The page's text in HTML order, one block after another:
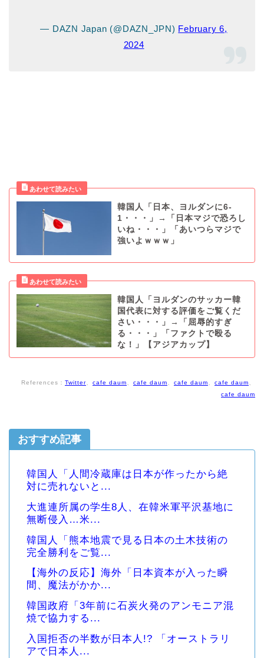
— DAZN Japan (@DAZN_JPN) February 6,
2024
韓国人「日本、ヨルダンに6-
1・・・」→「日本マジで恐ろし
いね・・・」「あいつらマジで
強いよｗｗｗ」
韓国人「ヨルダンのサッカー韓
国代表に対する評価をご覧くだ
さい・・・」→「屈辱的すぎ
る・・・」「ファクトで殴る
な！」【アジアカップ】
References： Twitter cafe daum cafe daum cafe daum cafe daum
cafe daum
おすすめ記事
韓国人「人間冷蔵庫は日本が作ったから絶
対に売れないと...
大進連所属の学生8人、在韓米軍平沢基地に
無断侵入…米...
韓国人「熊本地震で見る日本の土木技術の
完全勝利をご覧...
【海外の反応】海外「日本資本が入った瞬
間、魔法がかか...
韓国政府「3年前に石炭火発のアンモニア混
焼で協力する...
入国拒否の半数が日本人!? 「オーストラリ
アで日本人...